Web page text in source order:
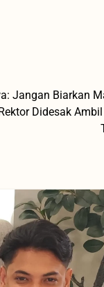
Jangan Biarkan
Didesak